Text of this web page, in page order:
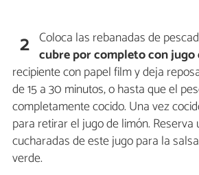
2 Coloca las rebanadas de
cubre por completo con jugo
recipiente con papel film y deja
de 15 a 30 minutos, o hasta que el
completamente cocido. Una vez
para retirar el jugo de limón. Reserva
cucharadas de este jugo para la
verde.